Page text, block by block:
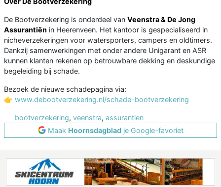
De Bootverzekering is onderdeel van Veenstra & De Jong
Assurantiën in Heerenveen. Het kantoor is gespecialiseerd in
nicheverzekeringen voor watersporters, campers en oldtimers.
Dankzij samenwerkingen met onder andere Unigarant en ASR
kunnen klanten rekenen op betrouwbare dekking en deskundige
begeleiding bij schade.
Bezoek de nieuwe schadepagina via:
👉 www.debootverzekering.nl/schade-bootverzekering
bootverzekering, veenstra, assurantien
Maak Hoornsdagbladje Google-favoriet